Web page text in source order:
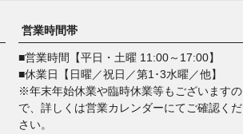
営業時間帯
■営業時間【平日・土曜 11:00～17:00】
■休業日【日曜／祝日／第1･3水曜／他】
※年末年始休業や臨時休業等もございますの
で、詳しくは営業カレンダーにてご確認くだ
さい。